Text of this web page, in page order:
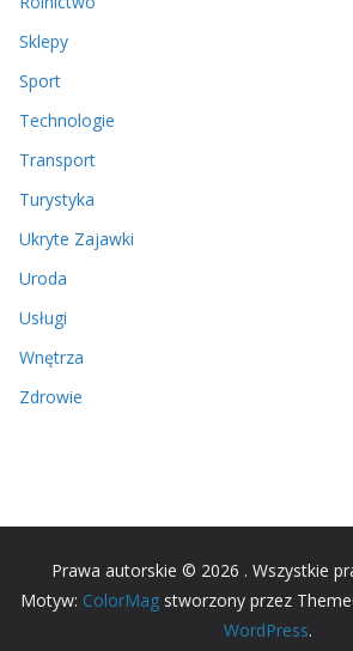
Sklepy
Sport
Technologie
Transport
Turystyka
Ukryte Zajawki
Uroda
Usługi
Wnętrza
Zdrowie
Prawa autorskie © 2026 . Wszystkie
Motyw: ColorMagstworzony przez
WordPress.